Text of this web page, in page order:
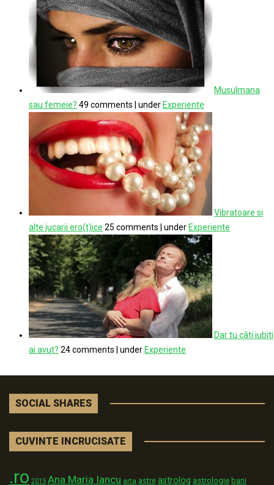
Musulmana
sau femeie? 49 comments under Experiente
Vibratoare si
alte jucarii ero(t)ice 25 comments under Experiente
Dar tu câti iubiti
ai avut? 24 comments under Experiente
SOCIAL SHARES
CUVINTE INCRUCISATE
.ro 2015 Ana Maria Iancu arta astre astrolog astrologie bani